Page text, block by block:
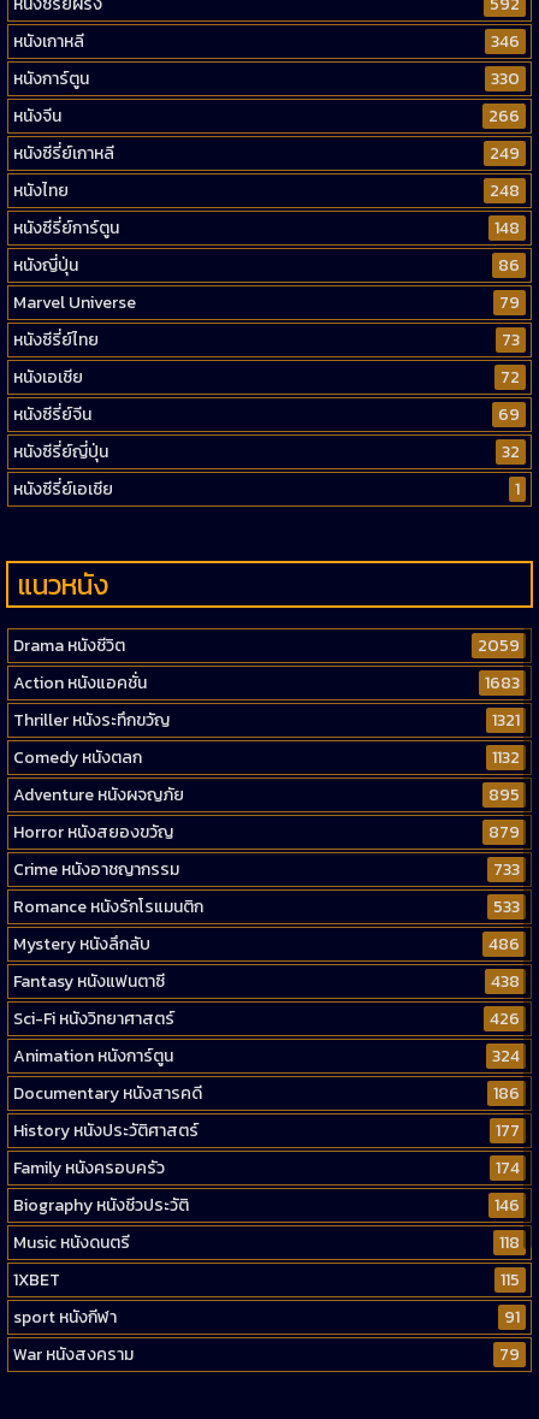
หนังเกาหลี
346
หนังการ์ตูน
330
หนังจีน
266
หนังซีรี่ย์เกาหลี
249
หนังไทย
248
หนังซีรี่ย์การ์ตูน
148
หนังญี่ปุ่น
86
Marvel Universe
79
หนังซีรี่ย์ไทย
73
หนังเอเชีย
72
หนังซีรี่ย์จีน
69
หนังซีรี่ย์ญี่ปุ่น
32
หนังซีรี่ย์เอเชีย
1
แนวหนัง
Drama หนังชีวิต
2059
Action หนังแอคชั่น
1683
Thriller หนังระทึกขวัญ
1321
Comedy หนังตลก
1132
Adventure หนังผจญภัย
895
Horror หนังสยองขวัญ
879
Crime หนังอาชญากรรม
733
Romance หนังรักโรแมนติก
533
Mystery หนังลึกลับ
486
Fantasy หนังแฟนตาซี
438
Sci-Fi หนังวิทยาศาสตร์
426
Animation หนังการ์ตูน
324
Documentary หนังสารคดี
186
History หนังประวัติศาสตร์
177
Family หนังครอบครัว
174
Biography หนังชีวประวัติ
146
Music หนังดนตรี
118
1XBET
115
sport หนังกีฬา
91
War หนังสงคราม
79